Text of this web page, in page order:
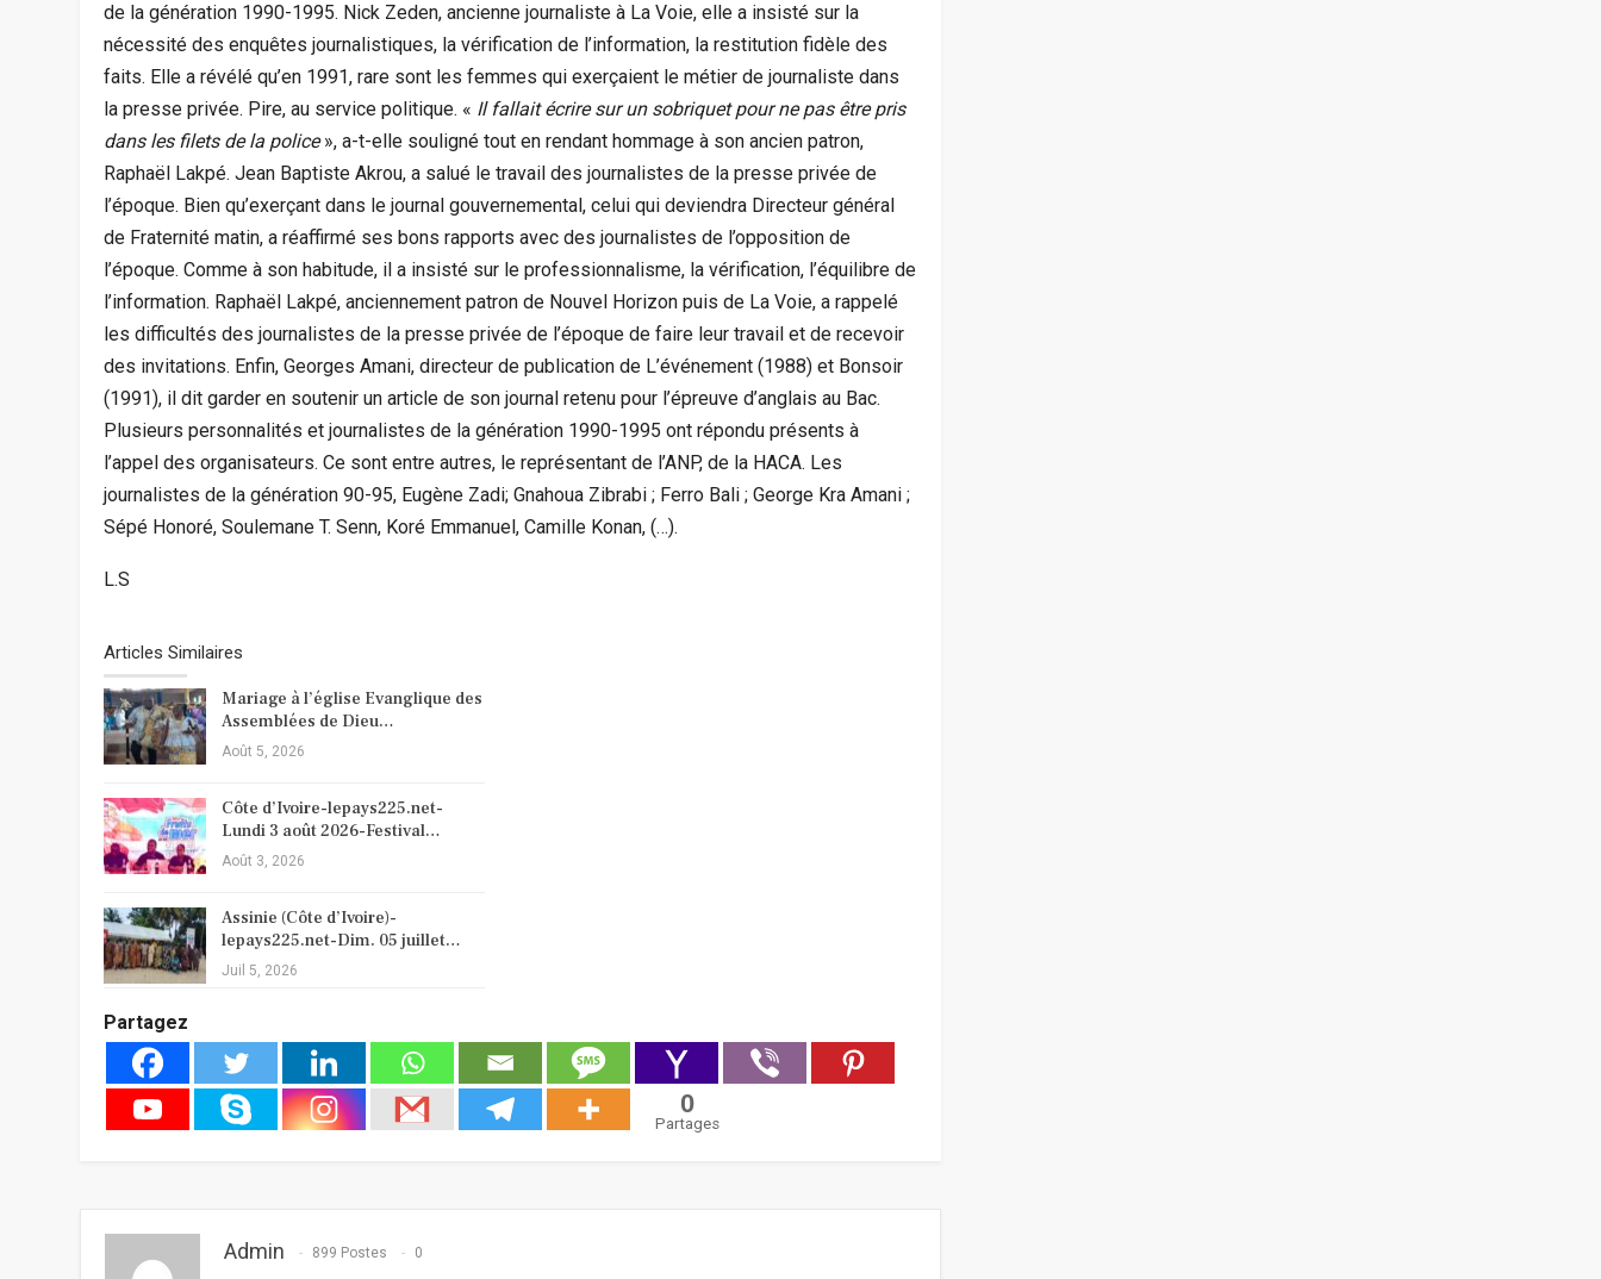
de la génération 1990-1995. Nick Zeden, ancienne journaliste à La Voie, elle a insisté sur la
nécessité des enquêtes journalistiques, la vérification de l’information, la restitution fidèle des
faits. Elle a révélé qu’en 1991, rare sont les femmes qui exerçaient le métier de journaliste dans
la presse privée. Pire, au service politique. « Il fallait écrire sur un sobriquet pour ne pas être pris
dans les filets de la police», a-t-elle souligné tout en rendant hommage à son ancien patron,
Raphaël Lakpé. Jean Baptiste Akrou, a salué le travail des journalistes de la presse privée de
l’époque. Bien qu’exerçant dans le journal gouvernemental, celui qui deviendra Directeur général
de Fraternité matin, a réaffirmé ses bons rapports avec des journalistes de l’opposition de
l’époque. Comme à son habitude, il a insisté sur le professionnalisme, la vérification, l’équilibre de
l’information. Raphaël Lakpé, anciennement patron de Nouvel Horizon puis de La Voie, a rappelé
les difficultés des journalistes de la presse privée de l’époque de faire leur travail et de recevoir
des invitations. Enfin, Georges Amani, directeur de publication de L’événement (1988) et Bonsoir
(1991), il dit garder en soutenir un article de son journal retenu pour l’épreuve d’anglais au Bac.
Plusieurs personnalités et journalistes de la génération 1990-1995 ont répondu présents à
l’appel des organisateurs. Ce sont entre autres, le représentant de l’ANP, de la HACA. Les
journalistes de la génération 90-95, Eugène Zadi; Gnahoua Zibrabi ; Ferro Bali ; George Kra Amani ;
Sépé Honoré, Soulemane T. Senn, Koré Emmanuel, Camille Konan, (…).
L.S
Articles Similaires
Mariage à l’église Evanglique des
Assemblées de Dieu…
Août 5, 2026
Côte d’Ivoire-lepays225.net-
Lundi 3 août 2026-Festival…
Août 3, 2026
Assinie (Côte d’Ivoire)-
lepays225.net-Dim. 05 juillet…
Juil 5, 2026
Partagez
0
Partages
Admin 899 Postes 0